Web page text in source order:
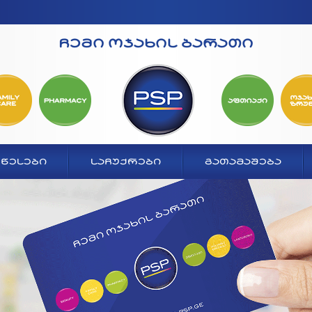
ჩემი ოჯახის ბარათი
ᲬᲔᲡᲔᲑᲘ ᲡᲐᲩᲣᲥᲠᲔᲑᲘ ᲒᲐᲗᲐᲛᲐᲨᲔᲑᲐ